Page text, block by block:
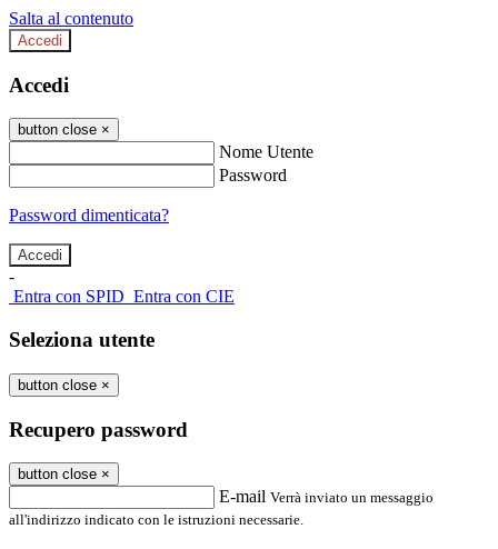
Salta al contenuto
Accedi
Accedi
button close ×
Nome Utente
Password
Password dimenticata?
-
Entra con SPID Entra con CIE
Seleziona utente
button close ×
Recupero password
button close ×
E-mail Verrà inviato un messaggio
all'indirizzo indicato con le istruzioni necessarie.